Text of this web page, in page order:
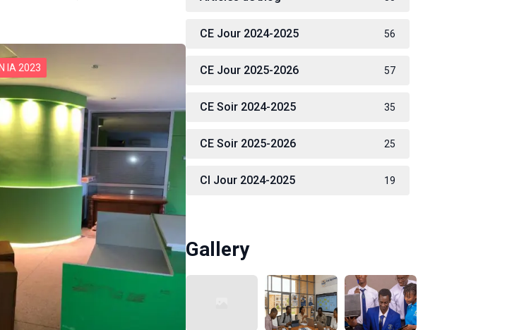
IA 2023
CE Jour 2024-2025 56
CE Jour 2025-2026 57
CE Soir 2024-2025 35
CE Soir 2025-2026 25
CI Jour 2024-2025 19
Gallery